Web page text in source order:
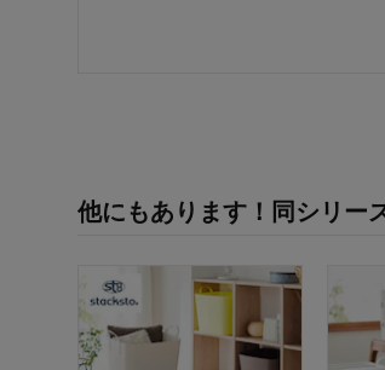
他にもあります！同シリー